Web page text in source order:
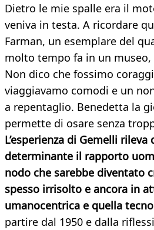
Dietro le mie spalle era il
veniva in testa. A ricordare
Farman, un esemplare del
molto tempo fa in un
Non dico che fossimo
viaggiavamo comodi e un
a repentaglio. Benedetta la
permette di osare senza
L’esperienza di Gemelli
determinante il rapporto
nodo che sarebbe diventato
spesso irrisolto e ancora in
umanocentrica e quella
partire dal 1950 e dalla